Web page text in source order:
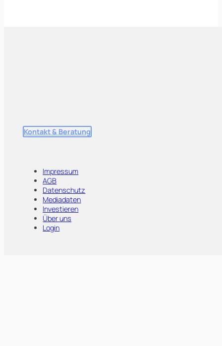
Kontakt & Beratung
Impressum
AGB
Datenschutz
Mediadaten
Investieren
Über uns
Login